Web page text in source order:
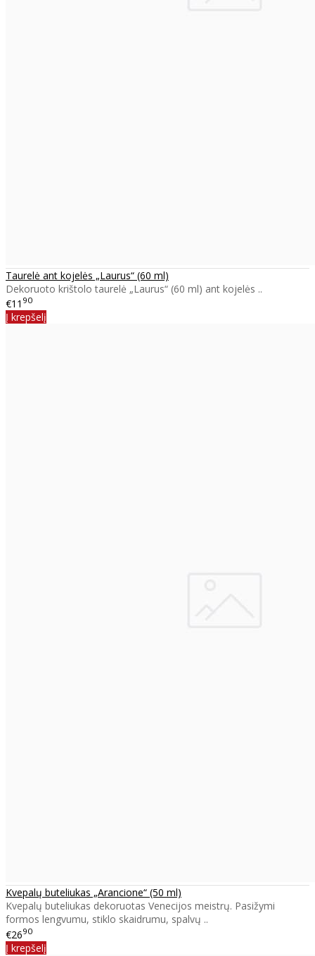
Taurelė ant kojelės „Laurus“ (60 ml)
Dekoruoto krištolo taurelė „Laurus“ (60 ml) ant kojelės ..
€11 90
Į krepšelį
Kvepalų buteliukas „Arancione“ (50 ml)
Kvepalų buteliukas dekoruotas Venecijos meistrų. Pasižymi
formos lengvumu, stiklo skaidrumu, spalvų ..
€2690
Į krepšelį